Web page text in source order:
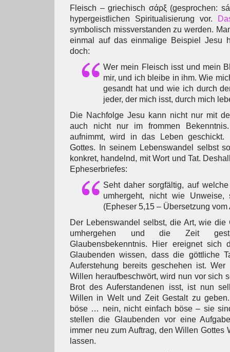
Fleisch – griechisch σάρξ (gesprochen:
hypergeistlichen Spiritualisierung vor.
symbolisch missverstanden zu werden.
einmal auf das einmalige Beispiel Jesu
doch:
Wer mein Fleisch isst und mein
mir, und ich bleibe in ihm. Wie
gesandt hat und wie ich durch
jeder, der mich isst, durch mich
Die Nachfolge Jesu kann nicht nur mit
auch nicht nur im frommen
aufnimmt, wird in das Leben geschickt.
Gottes. In seinem Lebenswandel selbst
konkret, handelnd, mit Wort und Tat.
Epheserbriefes:
Seht daher sorgfältig, auf
umhergeht, nicht wie Unweise,
(Epheser 5,15 – Übersetzung vom
Der Lebenswandel selbst, die Art, wie die
umhergehen und die Zeit
Glaubensbekenntnis. Hier ereignet sich
Glaubenden wissen, dass die göttliche
Auferstehung bereits geschehen ist. Wer
Willen heraufbeschwört, wird nun vor sich
Brot des Auferstandenen isst, ist nun
Willen in Welt und Zeit Gestalt zu
böse … nein, nicht einfach böse – sie
stellen die Glaubenden vor eine
immer neu zum Auftrag, den Willen Gottes
lassen.